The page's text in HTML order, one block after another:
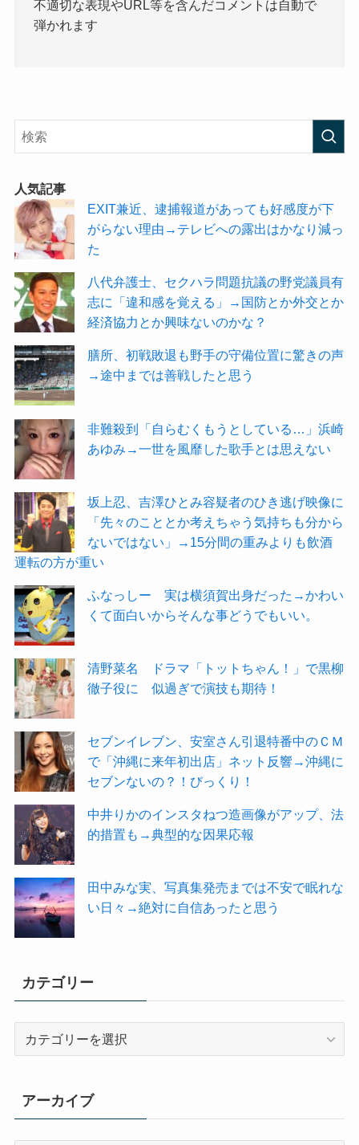
不適切な表現やURL等を含んだコメントは自動で
弾かれます
人気記事
EXIT兼近、逮捕報道があっても好感度が下
がらない理由→テレビへの露出はかなり減っ
た
八代弁護士、セクハラ問題抗議の野党議員有
志に「違和感を覚える」→国防とか外交とか
経済協力とか興味ないのかな？
膳所、初戦敗退も野手の守備位置に驚きの声
→途中までは善戦したと思う
非難殺到「自らむくもうとしている…」浜崎
あゆみ→一世を風靡した歌手とは思えない
坂上忍、吉澤ひとみ容疑者のひき逃げ映像に
「先々のこととか考えちゃう気持ちも分から
ないではない」→15分間の重みよりも飲酒
運転の方が重い
ふなっしー 実は横須賀出身だった→かわい
くて面白いからそんな事どうでもいい。
清野菜名 ドラマ「トットちゃん！」で黒柳
徹子役に 似過ぎで演技も期待！
セブンイレブン、安室さん引退特番中のＣＭ
で「沖縄に来年初出店」ネット反響→沖縄に
セブンないの？！びっくり！
中井りかのインスタねつ造画像がアップ、法
的措置も→典型的な因果応報
田中みな実、写真集発売までは不安で眠れな
い日々→絶対に自信あったと思う
カテゴリー
ー
アーカイブ